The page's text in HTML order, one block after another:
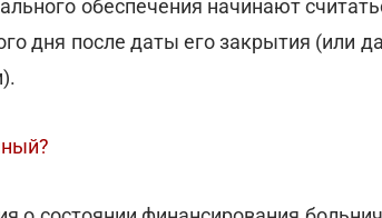
обеспечения начинают
дня после даты его закрытия (или